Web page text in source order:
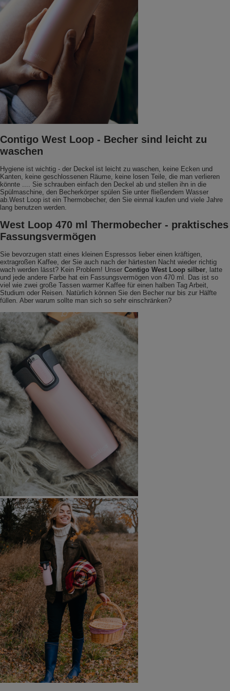
Contigo West Loop - Becher sind leicht zu
waschen
Hygiene ist wichtig - der Deckel ist leicht zu waschen, keine Ecken und
Kanten, keine geschlossenen Räume, keine losen Teile, die man verlieren
könnte .... Sie schrauben einfach den Deckel ab und stellen ihn in die
Spülmaschine, den Becherkörper spülen Sie unter fließendem Wasser
ab.West Loop ist ein Thermobecher, den Sie einmal kaufen und viele Jahre
lang benutzen werden.
West Loop 470 ml Thermobecher - praktisches
Fassungsvermögen
Sie bevorzugen statt eines kleinen Espressos lieber einen kräftigen,
extragroßen Kaffee, der Sie auch nach der härtesten Nacht wieder richtig
wach werden lässt? Kein Problem! Unser Contigo West Loop silber , latte
und jede andere Farbe hat ein Fassungsvermögen von 470 ml. Das ist so
viel wie zwei große Tassen warmer Kaffee für einen halben Tag Arbeit,
Studium oder Reisen. Natürlich können Sie den Becher nur bis zur Hälfte
füllen. Aber warum sollte man sich so sehr einschränken?